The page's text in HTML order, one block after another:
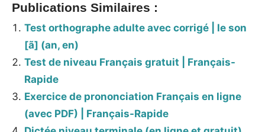
Publications Similaires :
Test orthographe adulte avec corrigé | le son
[ã] (an, en)
Test de niveau Français gratuit | Français-
Rapide
Exercice de prononciation Français en ligne
(avec PDF) | Français-Rapide